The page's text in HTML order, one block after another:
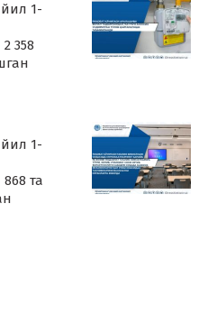
1-
358
1-
та